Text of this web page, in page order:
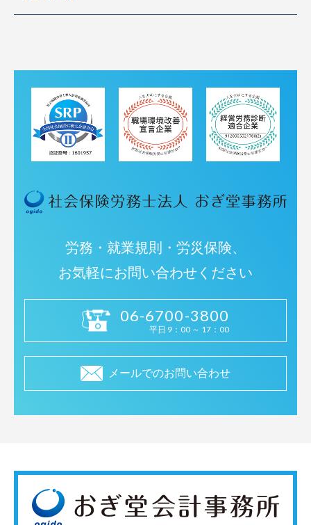
労務・就業規則・労災保険、
お気軽にお問い合わせください
06-6700-3800
平日 9：00 ～ 17：00
メールでのお問い合わせ